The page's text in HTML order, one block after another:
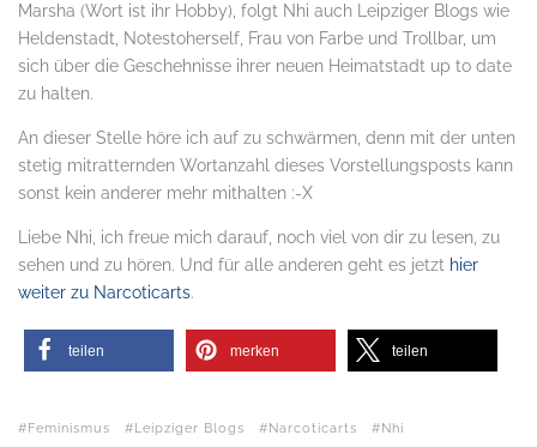
Marsha (Wort ist ihr Hobby), folgt Nhi auch Leipziger Blogs wie
Heldenstadt, Notestoherself, Frau von Farbe und Trollbar, um
sich über die Geschehnisse ihrer neuen Heimatstadt up to date
zu halten.
An dieser Stelle höre ich auf zu schwärmen, denn mit der unten
stetig mitratternden Wortanzahl dieses Vorstellungsposts kann
sonst kein anderer mehr mithalten :-X
Liebe Nhi, ich freue mich darauf, noch viel von dir zu lesen, zu
sehen und zu hören. Und für alle anderen geht es jetzt hier
weiter zu Narcoticarts.
teilen merken teilen
Feminismus Leipziger Blogs Narcoticarts
Nhi